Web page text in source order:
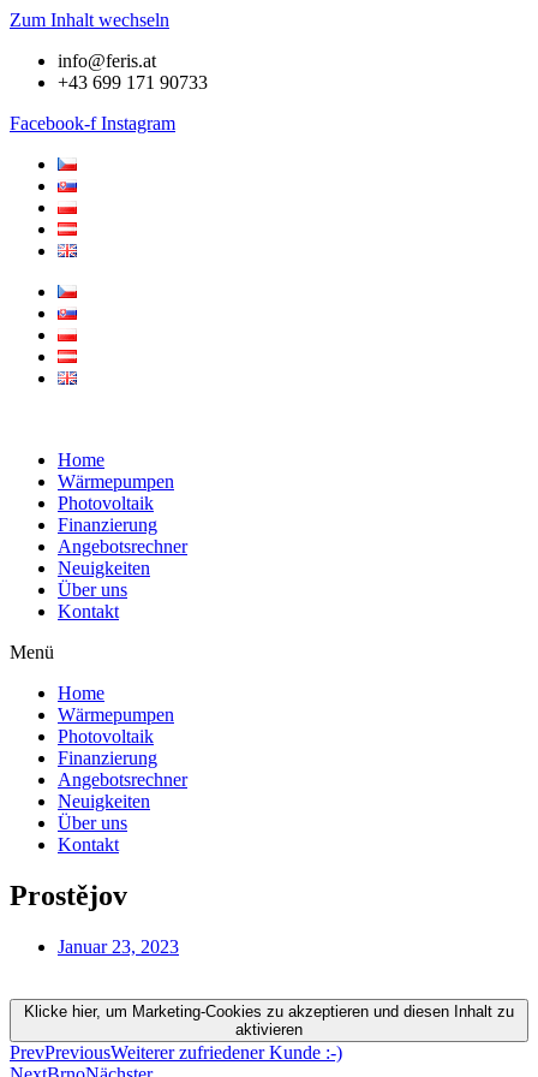
Zum Inhalt wechseln
info@feris.at
+43 699 171 90733
Facebook-f Instagram
Home
Wärmepumpen
Photovoltaik
Finanzierung
Angebotsrechner
Neuigkeiten
Über uns
Kontakt
Menü
Home
Wärmepumpen
Photovoltaik
Finanzierung
Angebotsrechner
Neuigkeiten
Über uns
Kontakt
Prostějov
Januar 23, 2023
Klicke hier, um Marketing-Cookies zu akzeptieren und diesen Inhalt zu
aktivieren
PrevPreviousWeiterer zufriedener Kunde :-)